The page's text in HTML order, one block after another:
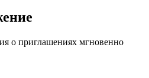
о приглашениях мгновенно